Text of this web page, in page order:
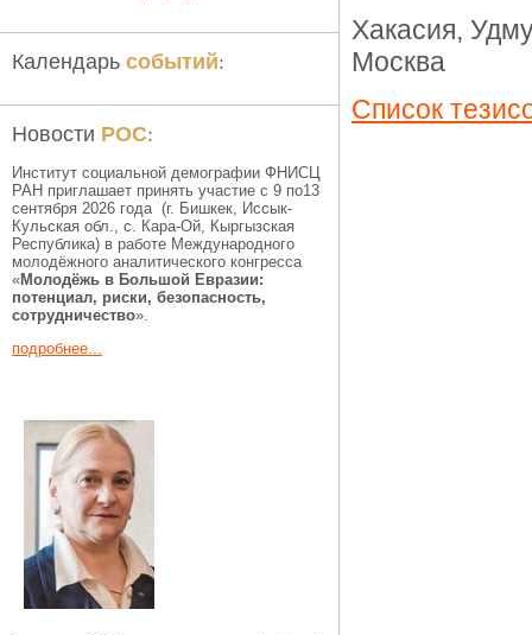
Календарь событий:
Новости РОС:
Институт социальной демографии ФНИСЦ
РАН приглашает принять участие с 9 по13
сентября 2026 года (г. Бишкек, Иссык-
Кульская обл., c. Кара-Ой, Кыргызская
Республика) в работе Международного
молодёжного аналитического конгресса
«Молодёжь в Большой Евразии:
потенциал, риски, безопасность,
сотрудничество».
подробнее...
Хакасия,
Москва
Список